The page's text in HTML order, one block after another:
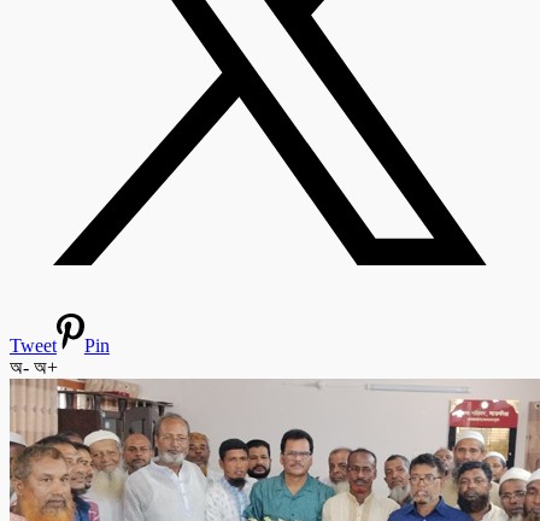
Tweet
Pin
অ- অ+